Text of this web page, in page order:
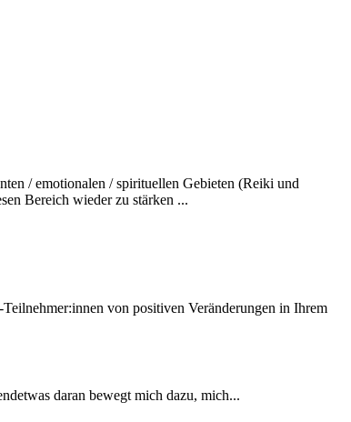
/ emotionalen / spirituellen Gebieten (Reiki und
Bereich wieder zu stärken ...
von positiven Veränderungen in Ihrem
daran bewegt mich dazu, mich...